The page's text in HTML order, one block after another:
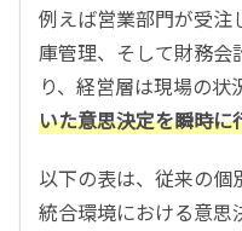
例えば営業部門が受注
庫管理、そして財務会
り、経営層は現場の状
いた意思決定を瞬時に
以下の表は、従来の個
統合環境における意思